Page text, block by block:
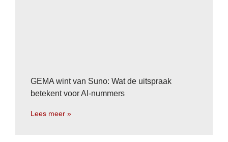
GEMA wint van Suno: Wat de uitspraak
betekent voor AI-nummers
Lees meer »